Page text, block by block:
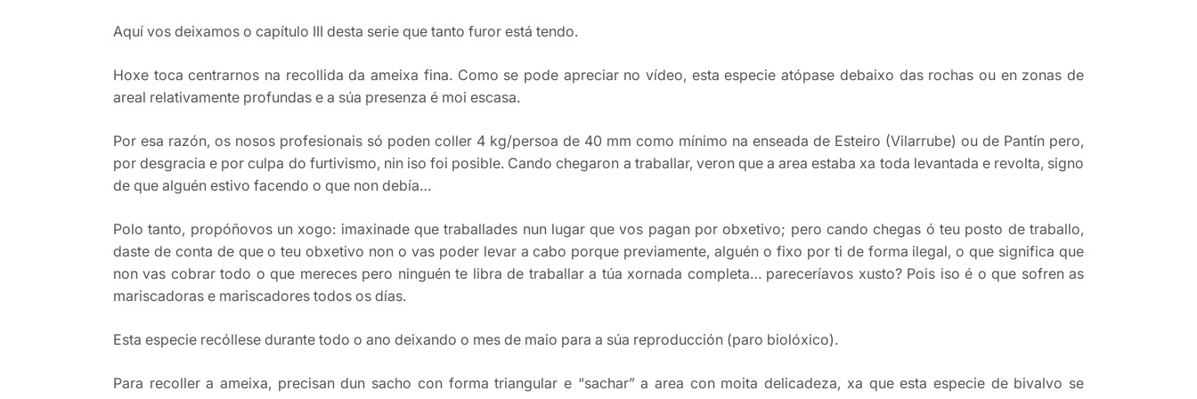
Aquí vos deixamos o capítulo III desta serie que tanto furor está tendo.
Hoxe toca centrarnos na recollida da ameixa fina. Como se pode apreciar no vídeo, esta especie atópase debaixo das rochas ou en zonas de
areal relativamente profundas e a súa presenza é moi escasa.
Por esa razón, os nosos profesionais só poden coller 4 kg/persoa de 40 mm como mínimo na enseada de Esteiro (Vilarrube) ou de Pantín pero,
por desgracia e por culpa do furtivismo, nin iso foi posible. Cando chegaron a traballar, veron que a area estaba xa toda levantada e revolta, signo
de que alguén estivo facendo o que non debía…
Polo tanto, propóñovos un xogo: imaxinade que traballades nun lugar que vos pagan por obxetivo; pero cando chegas ó teu posto de traballo,
daste de conta de que o teu obxetivo non o vas poder levar a cabo porque previamente, alguén o fixo por ti de forma ilegal, o que significa que
non vas cobrar todo o que mereces pero ninguén te libra de traballar a túa xornada completa… pareceríavos xusto? Pois iso é o que sofren as
mariscadoras e mariscadores todos os días.
Esta especie recóllese durante todo o ano deixando o mes de maio para a súa reproducción (paro biolóxico).
Para recoller a ameixa, precisan dun sacho con forma triangular e “sachar” a area con moita delicadeza, xa que esta especie de bivalvo se